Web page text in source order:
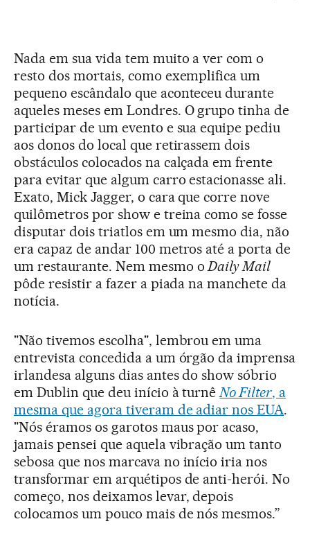
Nada em sua vida tem muito a ver com o
resto dos mortais, como exemplifica um
pequeno escândalo que aconteceu durante
aqueles meses em Londres. O grupo tinha de
participar de um evento e sua equipe pediu
aos donos do local que retirassem dois
obstáculos colocados na calçada em frente
para evitar que algum carro estacionasse ali.
Exato, Mick Jagger, o cara que corre nove
quilômetros por show e treina como se fosse
disputar dois triatlos em um mesmo dia, não
era capaz de andar 100 metros até a porta de
um restaurante. Nem mesmo oDaily Mail
pôde resistir a fazer a piada na manchete da
notícia.
"Não tivemos escolha", lembrou em uma
entrevista concedida a um órgão da imprensa
irlandesa alguns dias antes do show sóbrio
em Dublin que deu início à turnêNo Filter, a
mesma que agora tiveram de adiar nos EUA.
"Nós éramos os garotos maus por acaso,
jamais pensei que aquela vibração um tanto
sebosa que nos marcava no início iria nos
transformar em arquétipos de anti-herói. No
começo, nos deixamos levar, depois
colocamos um pouco mais de nós mesmos.”